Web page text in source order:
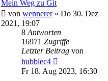
Mein Weg zu Git
von wennerer» Do 30. Dez
2021, 19:07
8 Antworten
16971 Zugriffe
Letzter Beitrag von
hubblec4
Fr 18. Aug 2023, 16:30